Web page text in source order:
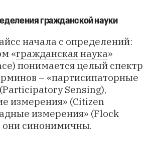
гражданской науки
начала с определений:
«гражданская наука»
понимается целый спектр
– «партисипаторные
Sensing),
измерения» (Citizen
измерения» (Flock
они синонимичны.